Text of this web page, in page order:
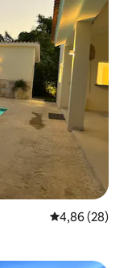
Note
4,86 (28)